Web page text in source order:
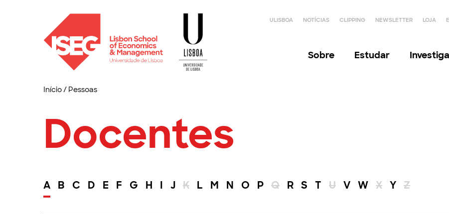
ULISBOA NOTÍCIAS CLIPPING NEWSLETTER LOJA
Sobre Estudar
Início/ Pessoas
Docentes
A B C D E F G H I J K L M N O P Q R S T U V W X Y Z